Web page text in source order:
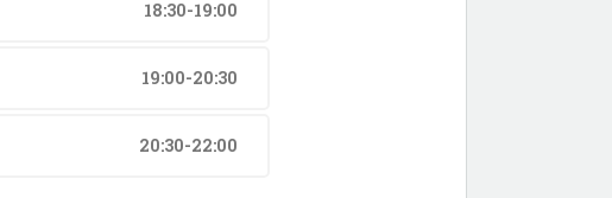
18:30-19:00
19:00-20:30
20:30-22:00